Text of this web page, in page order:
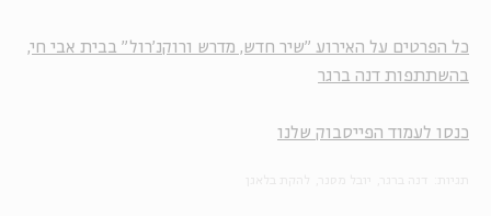
כל הפרטים על האירוע "שיר חדש, מדרש ורוקנ'רול" בבית אבי חי,
בהשתתפות דנה ברגר
כנסו לעמוד הפייסבוק שלנו